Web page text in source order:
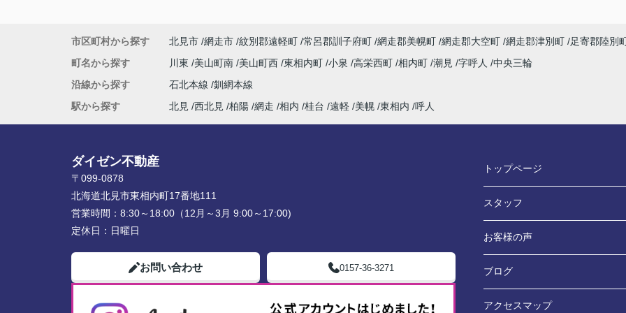
市区町村から探す 北見市 網走市 紋別郡遠軽町 常呂郡訓子府町 網走郡美幌町 網走郡大空町 網走郡津別町
足寄郡陸別
町名から探す
川東 美山町南 美山町西 東相内町 小泉 高栄西町 相内町 潮見 字呼人
中央三輪
沿線から探す
石北本線 釧網本線
駅から探す
北見 西北見 柏陽 網走 相内 桂台 遠軽 美幌 東相内 呼人
ダイゼン不動産
〒099-0878
北海道北見市東相内町17番地111
営業時間： 8:30～18:00（12月～3月 9:00～17:00)
定休日： 日曜日
お問い合わせ 0157-36-3271
トップページ
スタッフ
お客様の声
ブログ
アクセスマップ